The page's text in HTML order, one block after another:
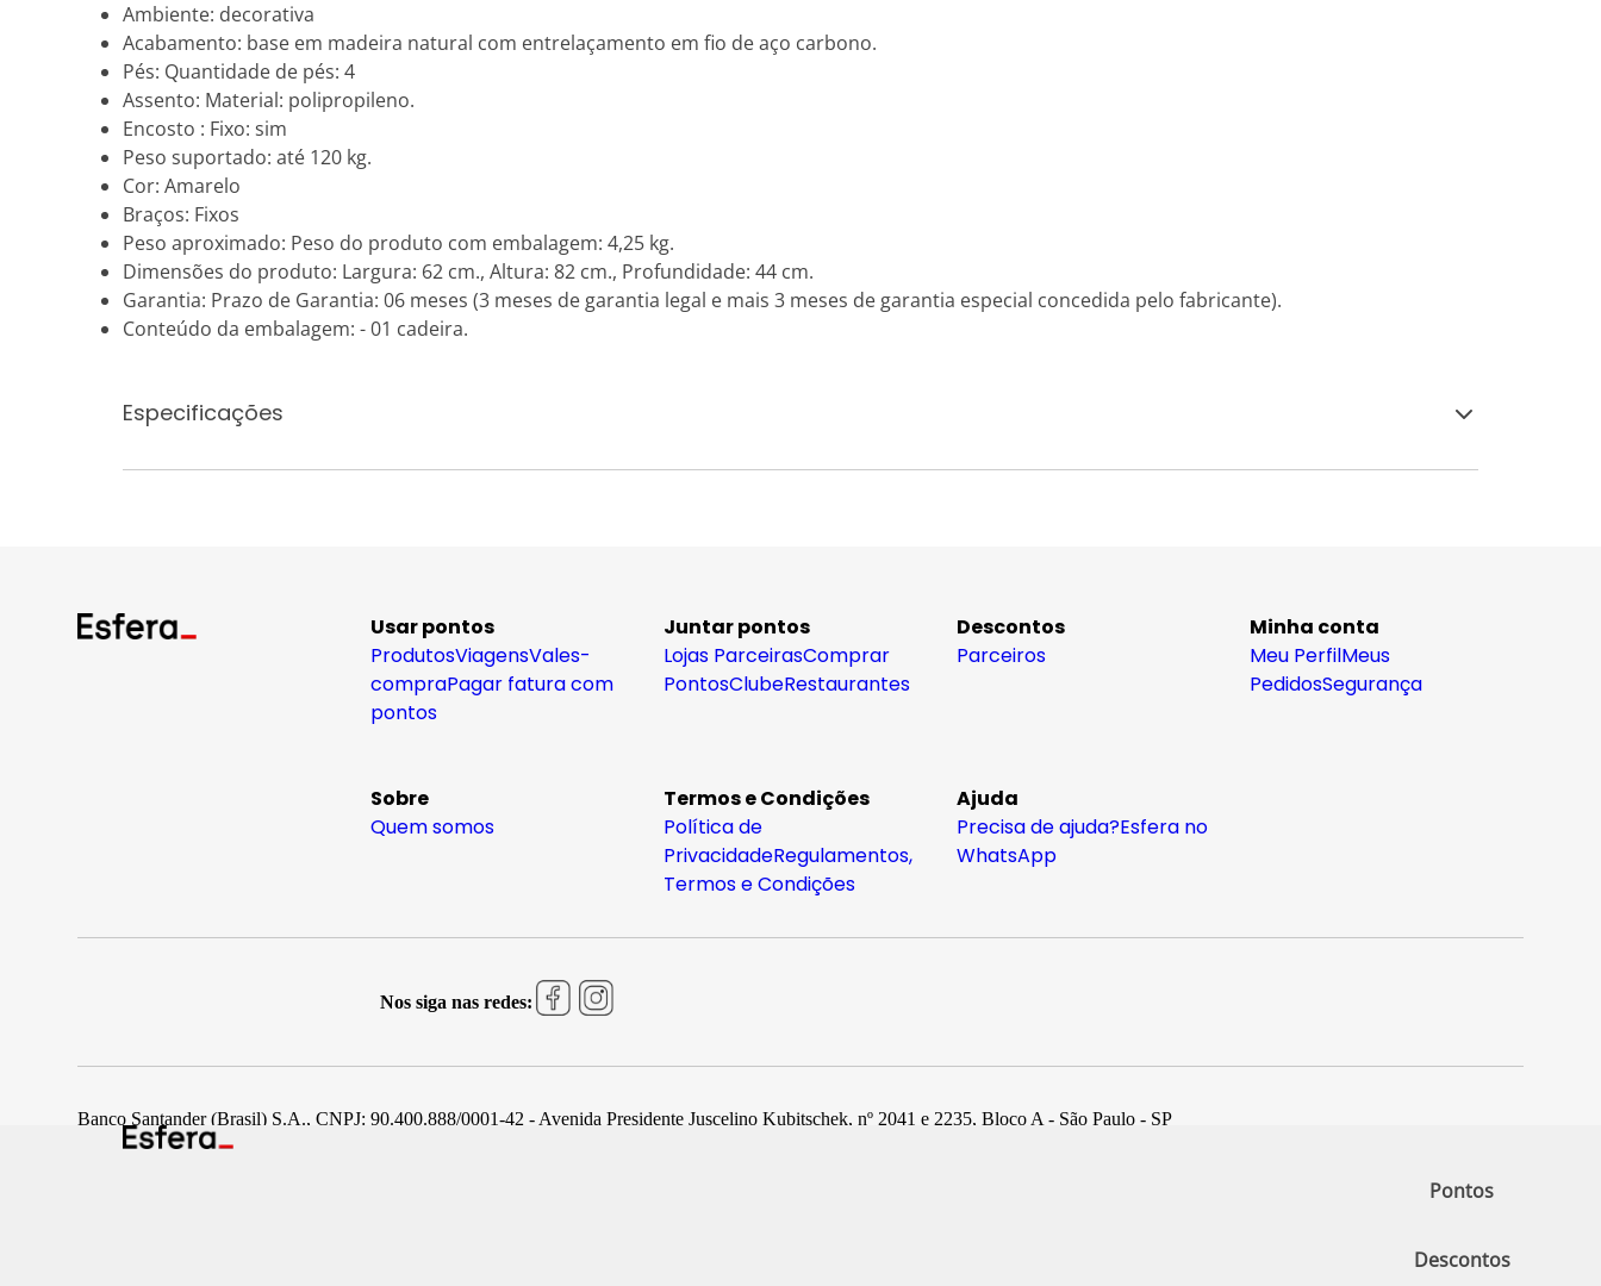
Pontos
Descontos
Ambiente: decorativa
Acabamento: base em madeira natural com entrelaçamento em fio de aço carbono.
Pés: Quantidade de pés: 4
Assento: Material: polipropileno.
Encosto : Fixo: sim
Peso suportado: até 120 kg.
Cor: Amarelo
Braços: Fixos
Peso aproximado: Peso do produto com embalagem: 4,25 kg.
Dimensões do produto: Largura: 62 cm., Altura: 82 cm., Profundidade: 44 cm.
Garantia: Prazo de Garantia: 06 meses (3 meses de garantia legal e mais 3 meses de garantia especial concedida pelo fabricante).
Conteúdo da embalagem: - 01 cadeira.
Especificações
Usar pontos
ProdutosViagensVales-
compraPagar fatura com
pontos
Juntar pontos
Lojas ParceirasComprar
PontosClubeRestaurantes
Descontos
Parceiros
Minha conta
Meu PerfilMeus
PedidosSegurança
Sobre
Quem somos
Termos e Condições
Política de
PrivacidadeRegulamentos,
Termos e Condições
Ajuda
Precisa de ajuda?Esfera no
WhatsApp
Nos siga nas redes:
Banco Santander (Brasil) S.A., CNPJ: 90.400.888/0001-42 - Avenida Presidente Juscelino Kubitschek, nº 2041 e 2235, Bloco A - São Paulo - SP